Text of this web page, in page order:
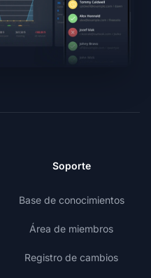
Soporte
Base de conocimientos
Área de miembros
Registro de cambios